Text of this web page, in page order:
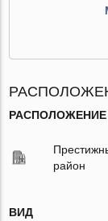
РАСПОЛОЖЕНИЕ
район
ВИД